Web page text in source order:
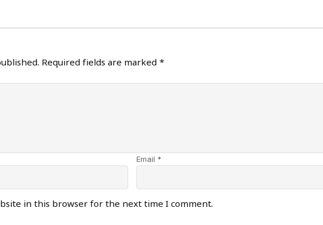
Required fields are marked *
Email *
in this browser for the next time I comment.